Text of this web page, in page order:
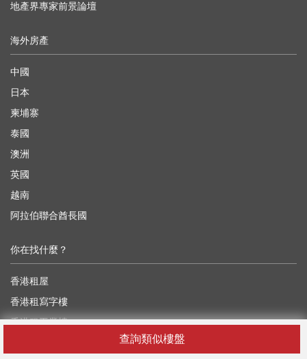
查詢類似樓盤
地產界專家前景論壇
海外房產
中國
日本
柬埔寨
泰國
澳洲
英國
越南
阿拉伯聯合酋長國
你在找什麼？
香港租屋
香港租寫字樓
香港租工業樓